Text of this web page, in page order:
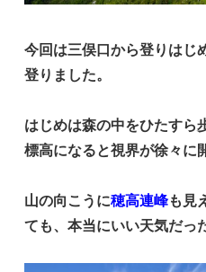
今回は三俣口から登りは
登りました。
はじめは森の中をひたすら
標高になると視界が徐々に
山の向こうに穂高連峰も見
ても、本当にいい天気だっ